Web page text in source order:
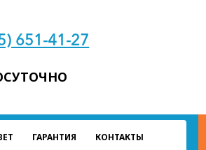
651-41-27
ГАРАНТИЯ КОНТАКТЫ